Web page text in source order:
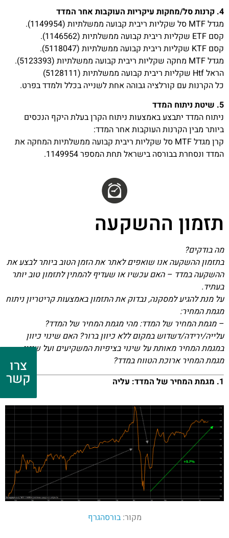
4. קרנות סל/מחקות עיקריות העוקבות אחר המדד
מגדל MTF סל שקליות ריבית קבועה ממשלתיות (1149954).
קסם ETF שקליות ריבית קבועה ממשלתיות (1146562).
קסם KTF שקליות ריבית קבועה ממשלתיות (5118047).
מגדל MTF מחקה שקליות ריבית קבועה ממשלתיות (5123393).
הראל Htf שקליות ריבית קבועה ממשלתיות (5128111)
כל הקרנות עם קורלציה גבוהה אחת לשנייה בכלל ולמדד בפרט.
5. שיטת ניתוח המדד
ניתוח המדד יתבצע באמצעות ניתוח הקרן בעלת היקף הנכסים
ביותר מבין הקרנות העוקבות אחר המדד:
קרן מגדל MTF סל שקליות ריבית קבועה ממשלתיות המחקה את
המדד ונסחרת בבורסה בישראל תחת המספר 1149954.
תזמון ההשקעה
מה בודקים?
בתזמון ההשקעה אנו שואפים לאתר את הזמן הטוב ביותר לבצע את
ההשקעה במדד – האם עכשיו או שעדיף להמתין לתזמון טוב יותר
בעתיד.
על מנת להגיע למסקנה, נבדוק את התזמון באמצעות קריטריון ניתוח
מגמת המחיר:
– מגמת המחיר של המדד: מהי מגמת המחיר של המדד?
עלייה/ירידה/דשדוש במקום ללא כיוון ברור? האם שינוי כיוון
במגמת המחיר מאותת על שינוי בציפיות המשקיעים ועל שינוי
מגמת המחיר ארוכת הטווח במדד?
1. מגמת המחיר של המדד: עליה
מקור:בורסהגרף
צרו
קשר